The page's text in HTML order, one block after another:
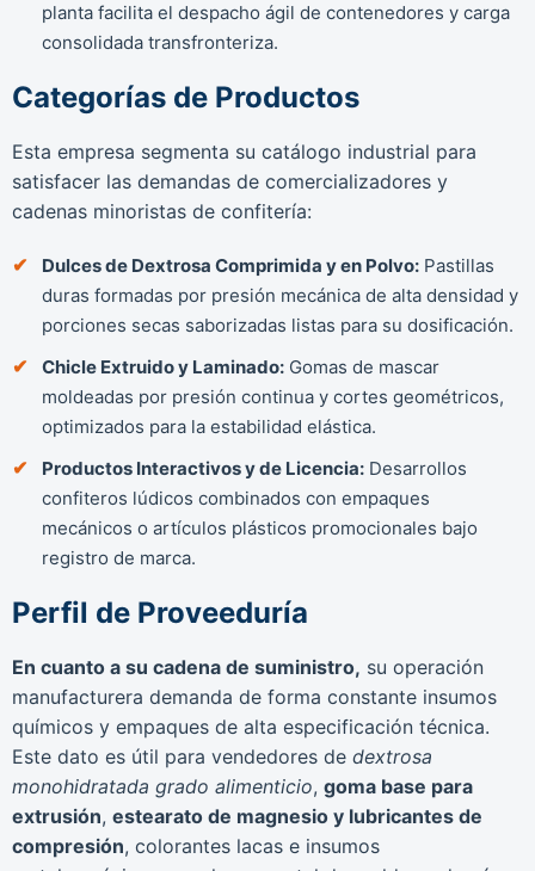
planta facilita el despacho ágil de contenedores y carga
consolidada transfronteriza.
Categorías de Productos
Esta empresa segmenta su catálogo industrial para
satisfacer las demandas de comercializadores y
cadenas minoristas de confitería:
Dulces de Dextrosa Comprimida y en Polvo: Pastillas
duras formadas por presión mecánica de alta densidad y
porciones secas saborizadas listas para su dosificación.
Chicle Extruido y Laminado: Gomas de mascar
moldeadas por presión continua y cortes geométricos,
optimizados para la estabilidad elástica.
Productos Interactivos y de Licencia: Desarrollos
confiteros lúdicos combinados con empaques
mecánicos o artículos plásticos promocionales bajo
registro de marca.
Perfil de Proveeduría
En cuanto a su cadena de suministro, su operación
manufacturera demanda de forma constante insumos
químicos y empaques de alta especificación técnica.
Este dato es útil para vendedores de dextrosa
monohidratada grado alimenticio, goma base para
extrusión, estearato de magnesio y lubricantes de
compresión, colorantes lacas e insumos